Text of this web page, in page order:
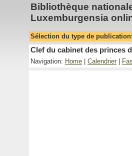
Bibliothèque
Luxemburgensia
Sélection du type de publication:
Clef du cabinet des princes
Navigation: Home Calendrier